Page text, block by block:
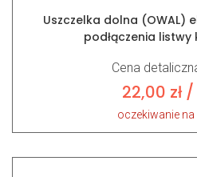
Uszczelka dolna (OWAL)
podłączenia
Cena
22,00 zł /
oczekiwanie